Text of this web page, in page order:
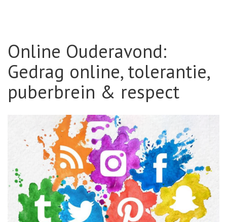
Online Ouderavond:
Gedrag online, tolerantie,
puberbrein & respect